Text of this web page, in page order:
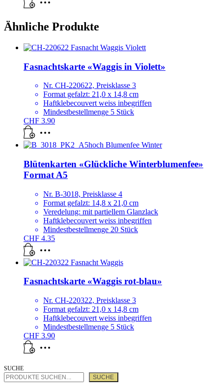
Ähnliche Produkte
Fasnachtskarte «Waggis in Violett»
Nr. CH-220622, Preisklasse 3
Format gefalzt: 21,0 x 14,8 cm
Haftklebecouvert weiss inbegriffen
Mindestbestellmenge 5 Stück
CHF 3.90
Blütenkarten «Glückliche Winterblumenfee»
Format A5
Nr. B-3018, Preisklasse 4
Format gefalzt: 14,8 x 21,0 cm
Veredelung: mit partiellem Glanzlack
Haftklebecouvert weiss inbegriffen
Mindestbestellmenge 20 Stück
CHF 4.35
Fasnachtskarte «Waggis rot-blau»
Nr. CH-220322, Preisklasse 3
Format gefalzt: 21,0 x 14,8 cm
Haftklebecouvert weiss inbegriffen
Mindestbestellmenge 5 Stück
CHF 3.90
SUCHE
SUCHE